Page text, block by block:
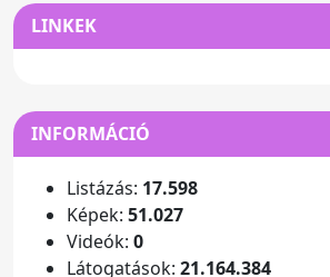
LINKEK
INFORMÁCIÓ
Listázás: 17.598
Képek: 51.027
Videók: 0
Látogatások: 21.164.384